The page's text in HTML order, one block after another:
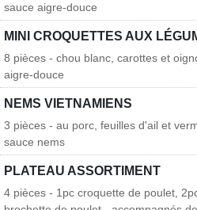
sauce aigre-douce
MINI CROQUETTES AUX
8 pièces - chou blanc, carottes et
aigre-douce
NEMS VIETNAMIENS
3 pièces - au porc, feuilles d'ail et
sauce nems
PLATEAU ASSORTIMENT
4 pièces - 1pc croquette de poulet,